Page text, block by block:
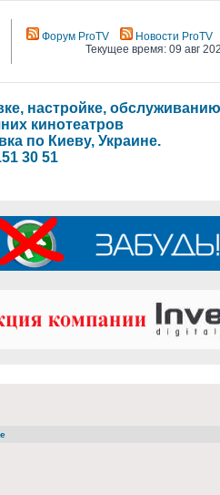
Форум ProTV Новости ProTV
Текущее время: 09 авг
настройке, обслуживанию
кинотеатров
по Киеву, Украине.
30 51